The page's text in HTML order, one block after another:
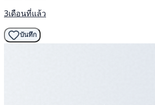
3เดือนที่แล้ว
บันทึก